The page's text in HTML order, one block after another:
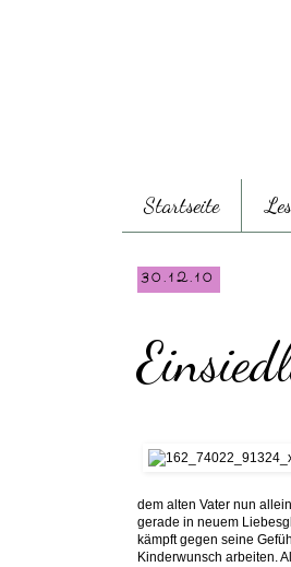
Startseite
30.12.10
dem alten Vater nun
gerade in neuem
kämpft gegen seine
Kinderwunsch arbeiten.